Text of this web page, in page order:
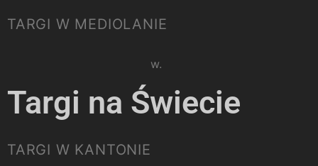
TARGI W MEDIOLANIE
Please select listing to show.
Targi na Świecie
TARGI W KANTONIE